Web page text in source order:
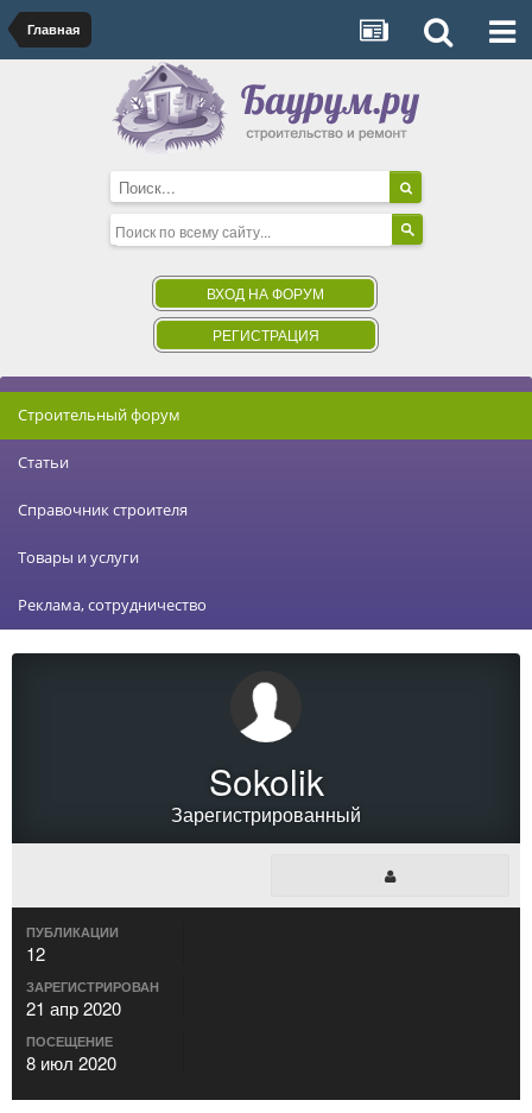
Главная
ВХОД НА ФОРУМ
РЕГИСТРАЦИЯ
Строительный форум
Статьи
Справочник строителя
Товары и услуги
Реклама, сотрудничество
Sokolik
Зарегистрированный
ПУБЛИКАЦИИ
12
ЗАРЕГИСТРИРОВАН
21 апр 2020
ПОСЕЩЕНИЕ
8 июл 2020